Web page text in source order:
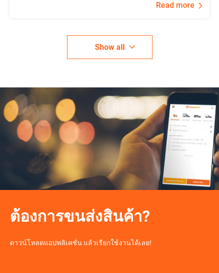
Read more
Show all
ต้องการขนส่งสินค้า?
ดาวน์โหลดแอปพลิเคชั่น แล้วเรียกใช้งานได้เลย!